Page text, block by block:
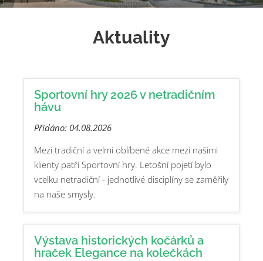
Aktuality
Sportovní hry 2026 v netradičním
hávu
Přidáno: 04.08.2026
Mezi tradiční a velmi oblíbené akce mezi našimi
klienty patří Sportovní hry. Letošní pojetí bylo
vcelku netradiční - jednotlivé disciplíny se zaměřily
na naše smysly.
Výstava historických kočárků a
hraček Elegance na kolečkách